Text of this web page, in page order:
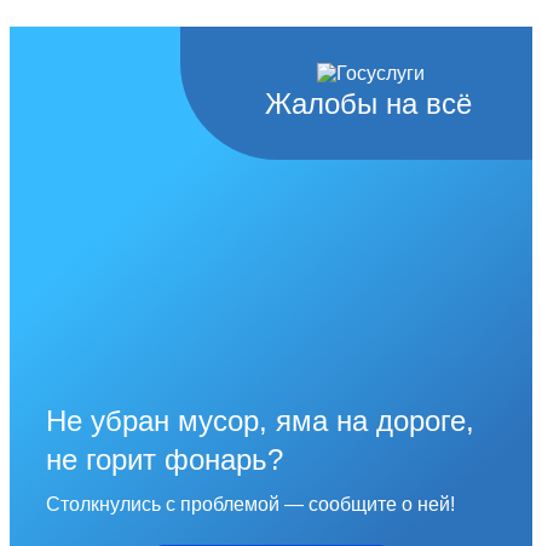
Жалобы на всё
Не убран мусор, яма на дороге,
не горит фонарь?
Столкнулись с проблемой — сообщите о ней!